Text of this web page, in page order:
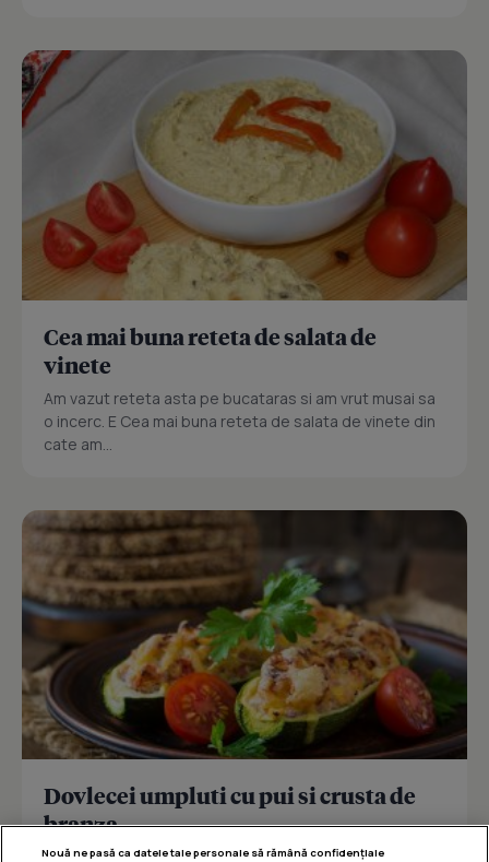
Cea mai buna reteta de salata de
vinete
Am vazut reteta asta pe bucataras si am vrut musai sa
o incerc. E Cea mai buna reteta de salata de vinete din
cate am...
Dovlecei umpluti cu pui si crusta de
branza
Reteta delicioasa de dovlecei umpluti cu pui si crusta
Nouă ne pasă ca datele tale personale să rămână confidențiale